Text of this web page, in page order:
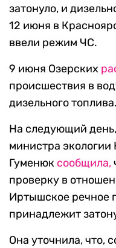
затонуло, и
12 июня в
ввели режим ЧС.
9 июня Озерских
происшествия в
дизельного топлива.
На следующий
министра
Гуменюк сообщила,
проверку в
Иртышское речное
принадлежит
Она уточнила, что,